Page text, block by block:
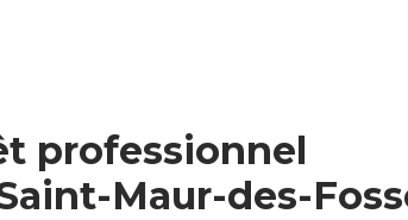
professionnel
Maur-des-